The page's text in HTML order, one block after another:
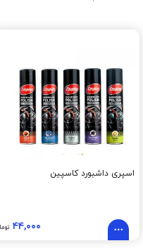
اسپری داشبورد کاسپین
۴۴,۰۰۰